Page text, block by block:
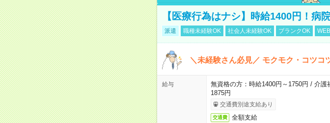
【医療行為はナシ】時給1400円！病
派遣 職種未経験OK 社会人未経験OK ブランクOK
＼未経験さん必見／ モクモク・コツコ
給与
無資格の方：時給1400円～1750円 / 介
1875円
交通費別途支給あり
交通費 全額支給